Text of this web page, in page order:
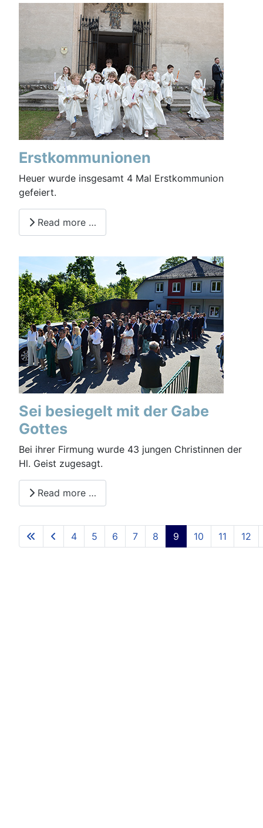
Erstkommunionen
Heuer wurde insgesamt 4 Mal Erstkommunion
gefeiert.
Read more …
Sei besiegelt mit der Gabe
Gottes
Bei ihrer Firmung wurde 43 jungen Christinnen der
Hl. Geist zugesagt.
Read more …
Seite 9 von 36
4 5 6 7 8 9 10 11 12